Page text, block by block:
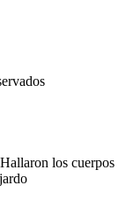
los cuerpos